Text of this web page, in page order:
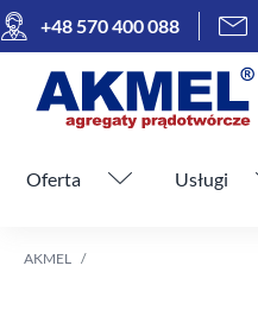
+48 570 400 088
Pomiń menu
Oferta Usługi
AKMEL